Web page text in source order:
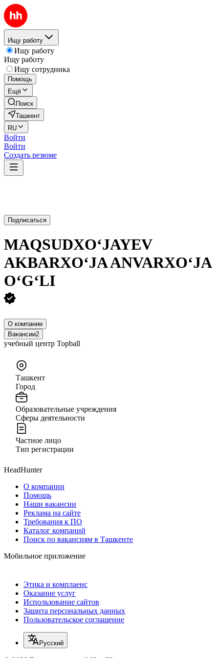
Ищу работу
Ищу работу
Ищу работу
Ищу сотрудника
Помощь
Ещё
Поиск
Ташкент
RU
Войти
Войти
Создать резюме
Подписаться
MAQSUDXO‘JAYEV
AKBARXO‘JA ANVARXO‘JA
O‘G‘LI
О компании
Вакансии2
учебный центр Topball
Ташкент
Город
Образовательные учреждения
Сферы деятельности
Частное лицо
Тип регистрации
HeadHunter
О компании
Помощь
Наши вакансии
Реклама на сайте
Требования к ПО
Каталог компаний
Поиск по вакансиям в Ташкенте
Мобильное приложение
Этика и комплаенс
Оказание услуг
Использование сайтов
Защита персональных данных
Пользовательское соглашение
Русский